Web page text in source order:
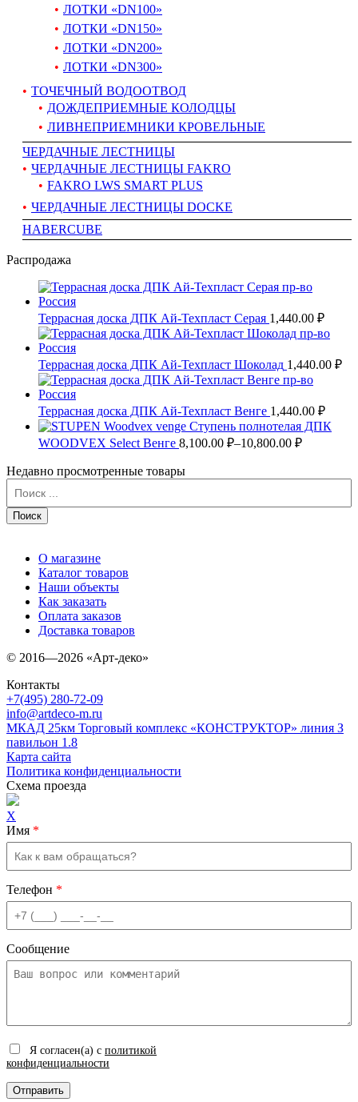
ЛОТКИ «DN100»
ЛОТКИ «DN150»
ЛОТКИ «DN200»
ЛОТКИ «DN300»
ТОЧЕЧНЫЙ ВОДООТВОД
ДОЖДЕПРИЕМНЫЕ КОЛОДЦЫ
ЛИВНЕПРИЕМНИКИ КРОВЕЛЬНЫЕ
ЧЕРДАЧНЫЕ ЛЕСТНИЦЫ
ЧЕРДАЧНЫЕ ЛЕСТНИЦЫ FAKRO
FAKRO LWS SMART PLUS
ЧЕРДАЧНЫЕ ЛЕСТНИЦЫ DOCKE
HABERCUBE
Распродажа
Террасная доска ДПК Ай-Техпласт Серая 1,440.00 ₽
Террасная доска ДПК Ай-Техпласт Шоколад 1,440.00 ₽
Террасная доска ДПК Ай-Техпласт Венге 1,440.00 ₽
Ступень полнотелая ДПК
WOODVEX Select Венге 8,100.00 ₽–10,800.00 ₽
Недавно просмотренные товары
О магазине
Каталог товаров
Наши объекты
Как заказать
Оплата заказов
Доставка товаров
© 2016—2026 «Арт-деко»
Контакты
+7(495) 280-72-09
info@artdeco-m.ru
МКАД 25км Торговый комплекс «КОНСТРУКТОР» линия З
павильон 1.8
Карта сайта
Политика конфиденциальности
Схема проезда
X
Имя *
Телефон *
Сообщение
Я согласен(а) с политикой
конфиденциальности